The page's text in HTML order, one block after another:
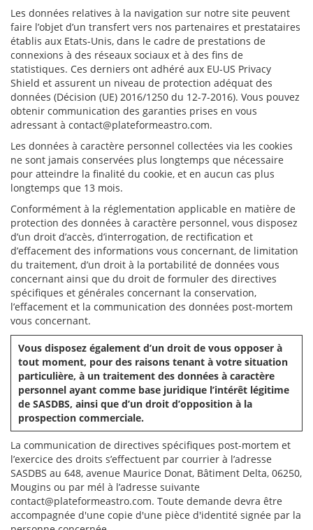
Les données relatives à la navigation sur notre site peuvent
faire l’objet d’un transfert vers nos partenaires et prestataires
établis aux Etats-Unis, dans le cadre de prestations de
connexions à des réseaux sociaux et à des fins de
statistiques. Ces derniers ont adhéré aux EU-US Privacy
Shield et assurent un niveau de protection adéquat des
données (Décision (UE) 2016/1250 du 12-7-2016). Vous pouvez
obtenir communication des garanties prises en vous
adressant à contact@plateformeastro.com.
Les données à caractère personnel collectées via les cookies
ne sont jamais conservées plus longtemps que nécessaire
pour atteindre la finalité du cookie, et en aucun cas plus
longtemps que 13 mois.
Conformément à la réglementation applicable en matière de
protection des données à caractère personnel, vous disposez
d’un droit d’accès, d’interrogation, de rectification et
d’effacement des informations vous concernant, de limitation
du traitement, d’un droit à la portabilité de données vous
concernant ainsi que du droit de formuler des directives
spécifiques et générales concernant la conservation,
l’effacement et la communication des données post-mortem
vous concernant.
Vous disposez également d’un droit de vous opposer à
tout moment, pour des raisons tenant à votre situation
particulière, à un traitement des données à caractère
personnel ayant comme base juridique l’intérêt légitime
de SASDBS, ainsi que d’un droit d’opposition à la
prospection commerciale.
La communication de directives spécifiques post-mortem et
l’exercice des droits s’effectuent par courrier à l’adresse
SASDBS au 648, avenue Maurice Donat, Bâtiment Delta, 06250,
Mougins ou par mél à l’adresse suivante
contact@plateformeastro.com. Toute demande devra être
accompagnée d'une copie d'une pièce d'identité signée par la